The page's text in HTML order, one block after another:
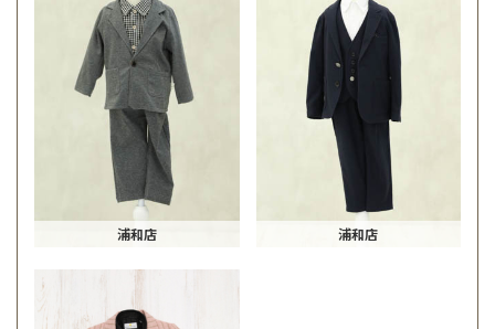
浦和店 浦和店